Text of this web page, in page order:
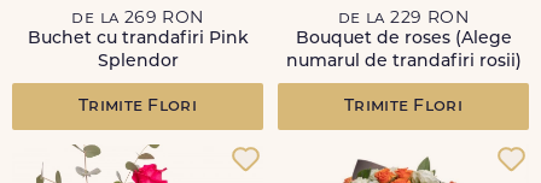
de la 269 RON
Buchet cu trandafiri Pink
Splendor
Trimite Flori
de la 229 RON
Bouquet de roses (Alege
numarul de trandafiri rosii)
Trimite Flori